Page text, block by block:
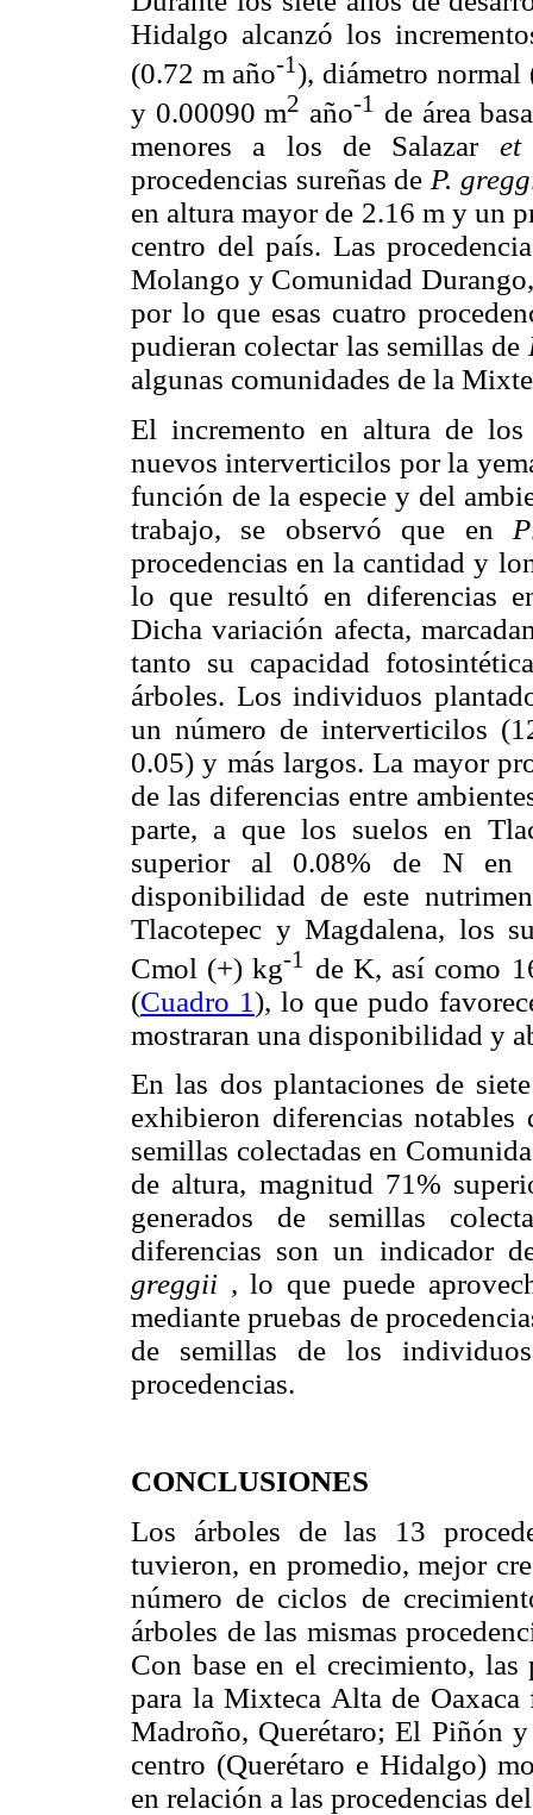
Hidalgo alcanzó los
(0.72 m año-1), diámetro normal
y 0.00090 m2 año-1 de área
menores a los de Salazar
procedencias sureñas deP.
en altura mayor de 2.16 m y un
centro del país. Las
Molango y Comunidad
por lo que esas cuatro
pudieran colectar las semillas de
algunas comunidades de la
El incremento en altura de
nuevos interverticilos por la
función de la especie y del
trabajo, se observó que en
procedencias en la cantidad y
lo que resultó en diferencias
Dicha variación afecta,
tanto su capacidad
árboles. Los individuos
un número de interverticilos
0.05) y más largos. La mayor
de las diferencias entre
parte, a que los suelos en
superior al 0.08% de N en
disponibilidad de este
Tlacotepec y Magdalena, los
Cmol (+) kg-1
de K, así como
(Cuadro 1), lo que pudo
mostraran una disponibilidad y
En las dos plantaciones de
exhibieron diferencias
semillas colectadas en
de altura, magnitud 71%
generados de semillas
diferencias son un indicador
greggii , lo que puede
mediante pruebas de
de semillas de los
procedencias.
CONCLUSIONES
Los árboles de las 13
tuvieron, en promedio, mejor
número de ciclos de
árboles de las mismas
Con base en el crecimiento, las
para la Mixteca Alta de
Madroño, Querétaro; El Piñón
centro (Querétaro e Hidalgo)
en relación a las procedencias